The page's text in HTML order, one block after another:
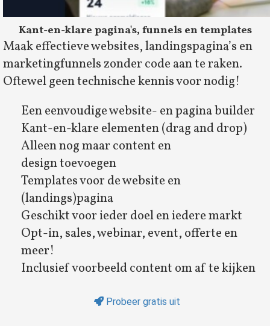
Kant-en-klare pagina's, funnels en templates
Maak effectieve websites, landingspagina’s en
marketingfunnels zonder code aan te raken.
Oftewel geen technische kennis voor nodig!
Een eenvoudige website- en pagina builder
Kant-en-klare elementen (drag and drop)
Alleen nog maar content en
design toevoegen
Templates voor de website en
(landings)pagina
Geschikt voor ieder doel en iedere markt
Opt-in, sales, webinar, event, offerte en
meer!
Inclusief voorbeeld content om af te kijken
Probeer gratis uit